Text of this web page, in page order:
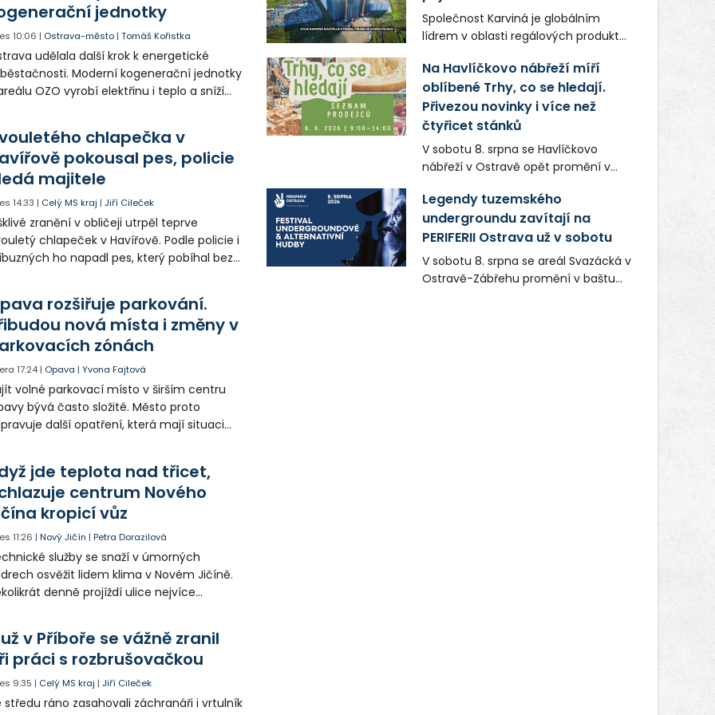
jednotky
10:06 | Ostrava-město |Tomáš Kořistka
udělala další krok k energetické
Moderní kogenerační jednotky
OZO vyrobí elektřinu i teplo a sníží
chlapečka v
pokousal pes, policie
majitele
14:33 | Celý MS kraj |Jiří Cileček
zranění v obličeji utrpěl teprve
chlapeček v Havířově. Podle policie i
ho napadl pes, který pobíhal bez
psa hledá.
rozšiřuje parkování.
nová místa i změny v
zónách
17:24 | Opava |Yvona Fajtová
volné parkovací místo v širším centru
bývá často složité. Město proto
další opatření, která mají situaci
řidiče v parkovacích zónách.
jde teplota nad třicet,
centrum Nového
kropicí vůz
11:26 |Nový Jičín |Petra Dorazilová
služby se snaží v úmorných
osvěžit lidem klima v Novém Jičíně.
denně projíždí ulice nejvíce
v Příboře se vážně zranil
práci s rozbrušovačkou
9:35 | Celý MS kraj |Jiří Cileček
středu ráno zasahovali záchranáři i vrtulník
Společnost Karviná je globálním
lídrem v oblasti regálových produktů
zaměstnavatelem na Karvinsku a
firmou s obrovským potenciálem.
Na Havlíčkovo nábřeží míří
oblíbené Trhy, co se hledají.
Přivezou novinky i více než
čtyřicet stánků
V sobotu 8. srpna se Havlíčkovo
nábřeží v Ostravě opět promění v
lokálních výrobků. Trhy, co se hledají
tentokrát nabídnou více než čtyřicet
pečlivě vybraných stánků s kvalitní
gastronomií, farmářskými produkty,
designem i řemeslnou tvorbou.
Návštěvníci se mohou těšit nejen na
Legendy tuzemského
undergroundu zavítají na
PERIFERII Ostrava už v sobotu
V sobotu 8. srpna se areál Svazácká v
Ostravě-Zábřehu promění v baštu